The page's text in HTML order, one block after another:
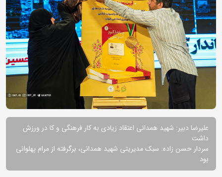
علیرضا دبیر: شهید همدانی اعتقاد زیادی به کار فرهنگی و کا در ورزش
داشت
سردار حسن زاده: سبک مدیریتی شهید همدانی، برگرفته از مرام پهلوانی
بود